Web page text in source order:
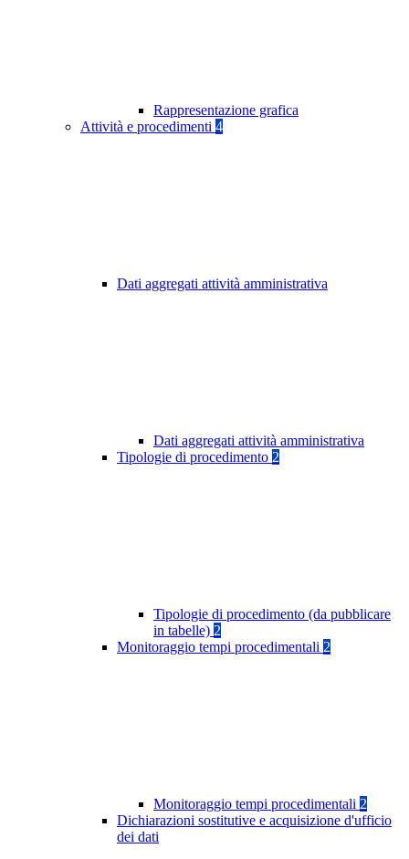
Rappresentazione grafica
Attività e procedimenti 4
Dati aggregati attività amministrativa
Dati aggregati attività amministrativa
Tipologie di procedimento 2
Tipologie di procedimento (da pubblicare
in tabelle) 2
Monitoraggio tempi procedimentali 2
Monitoraggio tempi procedimentali 2
Dichiarazioni sostitutive e acquisizione d'ufficio
dei dati